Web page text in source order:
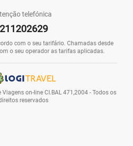
telefónica
211202629
com o seu tarifário. Chamadas desde
o seu operador as tarifas aplicadas.
Viagens on-line CI.BAL 471,2004 - Todos os
reservados